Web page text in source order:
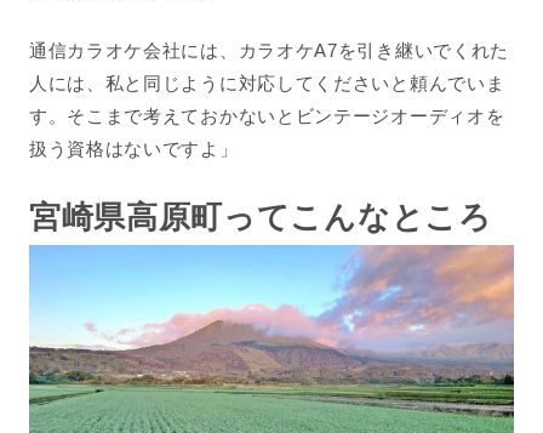
通信カラオケ会社には、カラオケA7を引き継いでくれた
人には、私と同じように対応してくださいと頼んでいま
す。そこまで考えておかないとビンテージオーディオを
扱う資格はないですよ」
宮崎県高原町ってこんなところ